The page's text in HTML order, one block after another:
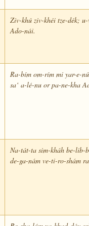
Ziv-khú ziv-khéi tze-dék;
Ado-nái.
Ra-bím om-rím mi yar-e-
sa‘ a-lé-nu or pa-ne-kha
Na-tát-ta sim-kháh be-lib-
de-ga-nám ve-ti-ro-shám